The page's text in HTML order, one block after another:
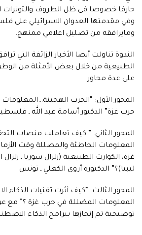
حارقا خصوصا في ظل الظروف والتوترات
وفي مقدمتها العدوان الاسرائيلي على
ومايرافقه من تضليل اعلامي ممنهج.
الندوة تناولت أيضا الأخبار الزائفة التي
الطبيعية من خلال بعض الأمثلة من
على عدة محاور
المحور الأول: “الحرب
حرب غزة” الدكتور أسامة عبد الله ـ
المحور الثاني: ” كيف تعاملت منصات
المعلومات الخاطئة والمضللة وقت
غزة، الكوارث الطبيعية (زلزال سوريا ـ
ليبيا)؟” الدكتورة أروى الكعلي ـ تونس
المحور الثالث: “كيف أثرت تقنيات الذكاء
المعلومات المضللة في حرب غزة ؟” مع
توضيحية تم إنجازها ببرامج الذكاء